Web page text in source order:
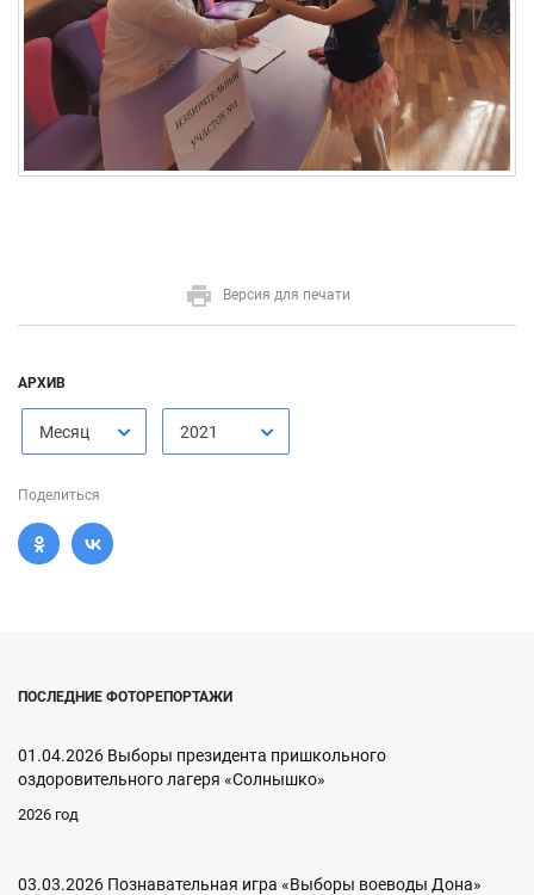
Версия для печати
АРХИВ
Месяц 2021
Поделиться
ПОСЛЕДНИЕ ФОТОРЕПОРТАЖИ
01.04.2026 Выборы президента пришкольного
оздоровительного лагеря «Солнышко»
2026 год
03.03.2026 Познавательная игра «Выборы воеводы Дона»